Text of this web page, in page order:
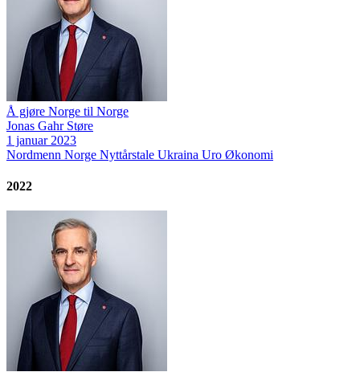
Å gjøre Norge til Norge
Jonas Gahr Støre
1 januar 2023
Nordmenn Norge Nyttårstale Ukraina Uro Økonomi
2022